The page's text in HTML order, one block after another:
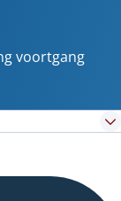
voortgang